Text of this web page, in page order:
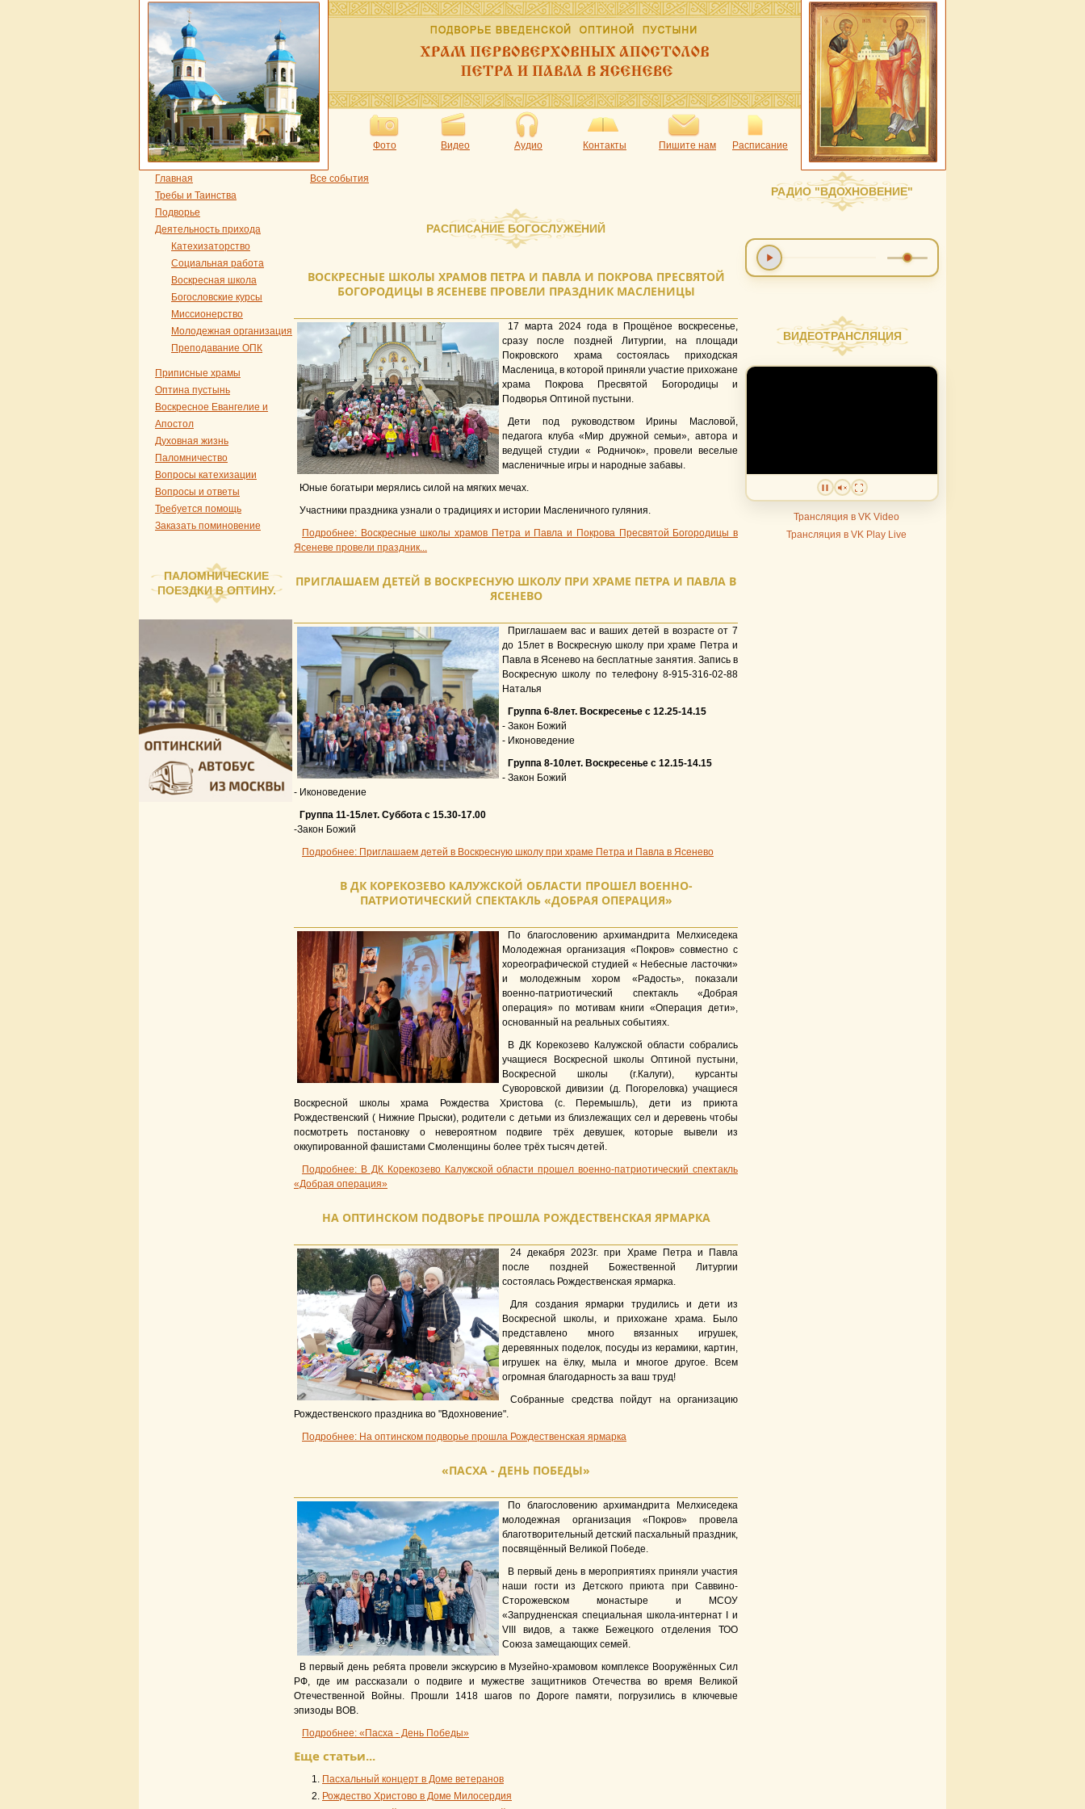
Фото Видео Аудио Контакты Пишите нам Расписание
Главная
Требы и Таинства
Подворье
Деятельность прихода
Катехизаторство
Социальная работа
Воскресная школа
Богословские курсы
Миссионерство
Молодежная организация
Преподавание ОПК
Приписные храмы
Оптина пустынь
Воскресное Евангелие и
Апостол
Духовная жизнь
Паломничество
Вопросы катехизации
Вопросы и ответы
Требуется помощь
Заказать поминовение
ПАЛОМНИЧЕСКИЕ
ПОЕЗДКИ В ОПТИНУ.
Все события
РАСПИСАНИЕ БОГОСЛУЖЕНИЙ
ВОСКРЕСНЫЕ ШКОЛЫ ХРАМОВ ПЕТРА И ПАВЛА И ПОКРОВА ПРЕСВЯТОЙ
БОГОРОДИЦЫ В ЯСЕНЕВЕ ПРОВЕЛИ ПРАЗДНИК МАСЛЕНИЦЫ
17 марта 2024 года в Прощёное воскресенье,
сразу после поздней Литургии, на площади
Покровского храма состоялась приходская
Масленица, в которой приняли участие прихожане
храма Покрова Пресвятой Богородицы и
Подворья Оптиной пустыни.
Дети под руководством Ирины Масловой,
педагога клуба «Мир дружной семьи», автора и
ведущей студии « Родничок», провели веселые
масленичные игры и народные забавы.
Юные богатыри мерялись силой на мягких мечах.
Участники праздника узнали о традициях и истории Масленичного гуляния.
Подробнее: Воскресные школы храмов Петра и Павла и Покрова Пресвятой Богородицы в
Ясеневе провели праздник...
ПРИГЛАШАЕМ ДЕТЕЙ В ВОСКРЕСНУЮ ШКОЛУ ПРИ ХРАМЕ ПЕТРА И ПАВЛА В
ЯСЕНЕВО
Приглашаем вас и ваших детей в возрасте от 7
до 15лет в Воскресную школу при храме Петра и
Павла в Ясенево на бесплатные занятия. Запись в
Воскресную школу по телефону 8-915-316-02-88
Наталья
Группа 6-8лет. Воскресенье с 12.25-14.15
- Закон Божий
- Иконоведение
Группа 8-10лет. Воскресенье с 12.15-14.15
- Закон Божий
- Иконоведение
Группа 11-15лет. Суббота с 15.30-17.00
-Закон Божий
Подробнее: Приглашаем детей в Воскресную школу при храме Петра и Павла в Ясенево
В ДК КОРЕКОЗЕВО КАЛУЖСКОЙ ОБЛАСТИ ПРОШЕЛ ВОЕННО-
ПАТРИОТИЧЕСКИЙ СПЕКТАКЛЬ «ДОБРАЯ ОПЕРАЦИЯ»
По благословению архимандрита Мелхиседека
Молодежная организация «Покров» совместно с
хореографической студией « Небесные ласточки»
и молодежным хором «Радость», показали
военно-патриотический спектакль «Добрая
операция» по мотивам книги «Операция дети»,
основанный на реальных событиях.
В ДК Корекозево Калужской области собрались
учащиеся Воскресной школы Оптиной пустыни,
Воскресной школы (г.Калуги), курсанты
Суворовской дивизии (д. Погореловка) учащиеся
Воскресной школы храма Рождества Христова (с. Перемышль), дети из приюта
Рождественский ( Нижние Прыски), родители с детьми из близлежащих сел и деревень чтобы
посмотреть постановку о невероятном подвиге трёх девушек, которые вывели из
оккупированной фашистами Смоленщины более трёх тысяч детей.
Подробнее: В ДК Корекозево Калужской области прошел военно-патриотический спектакль
«Добрая операция»
НА ОПТИНСКОМ ПОДВОРЬЕ ПРОШЛА РОЖДЕСТВЕНСКАЯ ЯРМАРКА
24 декабря 2023г. при Храме Петра и Павла
после поздней Божественной Литургии
состоялась Рождественская ярмарка.
Для создания ярмарки трудились и дети из
Воскресной школы, и прихожане храма. Было
представлено много вязанных игрушек,
деревянных поделок, посуды из керамики, картин,
игрушек на ёлку, мыла и многое другое. Всем
огромная благодарность за ваш труд!
Собранные средства пойдут на организацию
Рождественского праздника во "Вдохновение".
Подробнее: На оптинском подворье прошла Рождественская ярмарка
«ПАСХА - ДЕНЬ ПОБЕДЫ»
По благословению архимандрита Мелхиседека
молодежная организация «Покров» провела
благотворительный детский пасхальный праздник,
посвящённый Великой Победе.
В первый день в мероприятиях приняли участия
наши гости из Детского приюта при Саввино-
Сторожевском монастыре и МСОУ
«Запрудненская специальная школа-интернат I и
VIII видов, а также Бежецкого отделения ТОО
Союза замещающих семей.
В первый день ребята провели экскурсию в Музейно-храмовом комплексе Вооружённых Сил
РФ, где им рассказали о подвиге и мужестве защитников Отечества во время Великой
Отечественной Войны. Прошли 1418 шагов по Дороге памяти, погрузились в ключевые
эпизоды ВОВ.
Подробнее: «Пасха - День Победы»
Еще статьи...
Пасхальный концерт в Доме ветеранов
Рождество Христово в Доме Милосердия
РАДИО "ВДОХНОВЕНИЕ"
ВИДЕОТРАНСЛЯЦИЯ
Трансляция в VK Video
Трансляция в VK Play Live